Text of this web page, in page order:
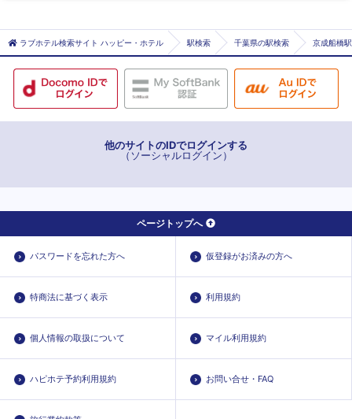
船橋
船橋競馬場
船橋日大前
大神宮下
習志野市
八千代市
白井市
ラブホテル検索サイト ハッピー・ホテル 駅検索 千葉県の駅検索 京成船橋
他のサイトのIDでログインする
（ソーシャルログイン）
ページトップへ
パスワードを忘れた方へ 仮登録がお済みの方へ
特商法に基づく表示 利用規約
個人情報の取扱について マイル利用規約
ハピホテ予約利用規約 お問い合せ・FAQ